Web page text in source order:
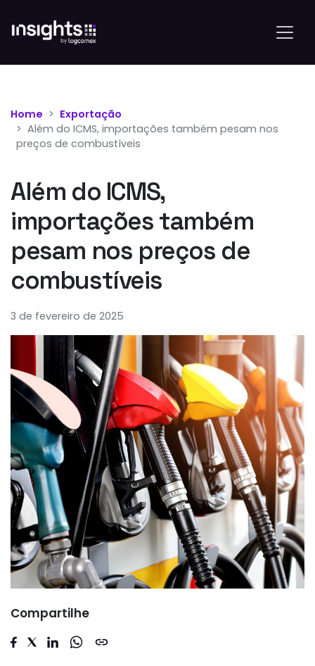
Home
Exportação
Além do ICMS, importações também pesam nos
preços de combustíveis
Além do ICMS,
importações também
pesam nos preços de
combustíveis
3 de fevereiro de 2025
Compartilhe